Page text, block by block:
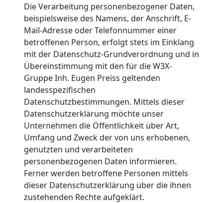
Die Verarbeitung personenbezogener Daten,
beispielsweise des Namens, der Anschrift, E-
Mail-Adresse oder Telefonnummer einer
betroffenen Person, erfolgt stets im Einklang
mit der Datenschutz-Grundverordnung und in
Übereinstimmung mit den für die W3X-
Gruppe Inh. Eugen Preiss geltenden
landesspezifischen
Datenschutzbestimmungen. Mittels dieser
Datenschutzerklärung möchte unser
Unternehmen die Öffentlichkeit über Art,
Umfang und Zweck der von uns erhobenen,
genutzten und verarbeiteten
personenbezogenen Daten informieren.
Ferner werden betroffene Personen mittels
dieser Datenschutzerklärung über die ihnen
zustehenden Rechte aufgeklärt.